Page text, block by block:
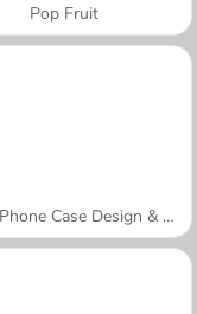
Pop Fruit
Mobile Phone Case Design & DIY